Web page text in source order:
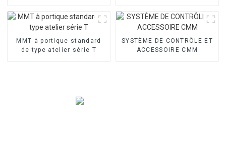
MMT à portique standard
de type atelier série T
SYSTÈME DE CONTRÔLE ET
ACCESSOIRE CMM